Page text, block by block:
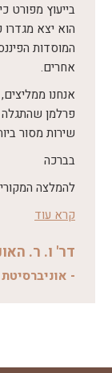
בייעוץ מפורט
הוא יצא
המוסדות
אחרים.
אנחנו
פרלמן שהתגלה
שירות מסור
בברכה
להמלצה
מסוג
PDF
קרא עוד
דר' ו. ר.
-